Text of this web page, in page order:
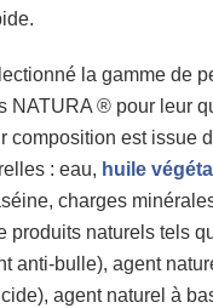
la gamme de
NATURA ® pour leur
composition est issue
: eau, huile
charges
produits naturels tels
anti-bulle), agent
agent naturel à